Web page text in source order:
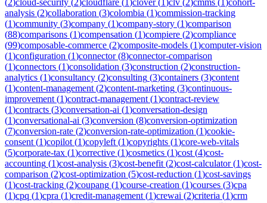
analysis (2)collaboration (3)colombia (1)commission-tracking
(1)community (3)company (1)company-story (1)comparison
(88)comparisons (1)compensation (1)compiere (2)compliance
(99)composable-commerce (2)composite-models (1)computer-vision
(1)configuration (1)connector(8)connector-comparison
(1)connectors (1)consolidation (3)construction (2)construction-
analytics (1)consultancy (2)consulting (3)containers (3)content
(1)content-management (2)content-marketing (3)continuous-
improvement (1)contract-management (1)contract-review
(1)contracts (3)conversation-ai (1)conversation-design
(1)conversational-ai (3)conversion (8)conversion-optimization
(7)conversion-rate (2)conversion-rate-optimization (1)cookie-
consent (1)copilot (1)copyleft (1)copyrights (1)core-web-vitals
(5)corporate-tax (1)corrective (1)cosmetics (1)cost (4)cost-
accounting (1)cost-analysis (3)cost-benefit (2)cost-calculator(1)cost-
comparison (2)cost-optimization (5)cost-reduction (1)cost-savings
(1)cost-tracking (2)coupang (1)course-creation (1)courses (3)cpa
(1)cpq (1)cpra (1)credit-management (1)crewai (2)criteria (1)crm